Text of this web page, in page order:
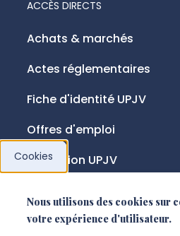
ACCÈS DIRECTS
Achats & marchés
Actes réglementaires
Fiche d'identité UPJV
Offres d'emploi
Fondation UPJV
NOUS SUIVRE
Cookies
Nous utilisons des cookies sur
votre expérience d'utilisateur.